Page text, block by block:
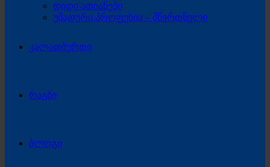
დიდი ათიანები
უმადური პროფესია – მწვრთნელი
კალათბურთი
რაგბი
ბლოგი